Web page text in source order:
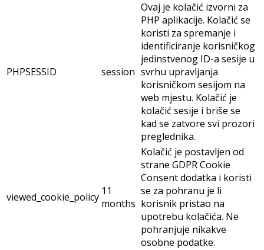
PHPSESSID session
Ovaj je kolačić izvorni za
PHP aplikacije. Kolačić se
koristi za spremanje i
identificiranje korisničkog
jedinstvenog ID-a sesije u
svrhu upravljanja
korisničkom sesijom na
web mjestu. Kolačić je
kolačić sesije i briše se
kad se zatvore svi prozori
preglednika.
viewed_cookie_policy 11
months
Kolačić je postavljen od
strane GDPR Cookie
Consent dodatka i koristi
se za pohranu je li
korisnik pristao na
upotrebu kolačića. Ne
pohranjuje nikakve
osobne podatke.